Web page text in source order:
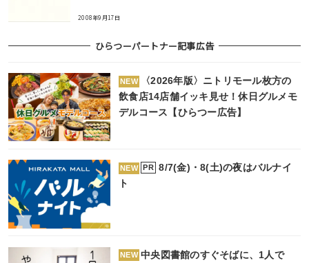
2008年9月17日
ひらつーパートナー記事広告
NEW
〈2026年版〉ニトリモール枚方の
飲食店14店舗イッキ見せ！休日グルメモ
デルコース【ひらつー広告】
NEW PR
8/7(金)・8(土)の夜はバルナイ
ト
NEW 中央図書館のすぐそばに、1人で